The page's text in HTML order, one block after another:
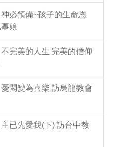
必預備~孩子的生命恩
娘
完美的人生 完美的信仰
悶變為喜樂 訪烏龍教會
已先愛我(下) 訪台中教